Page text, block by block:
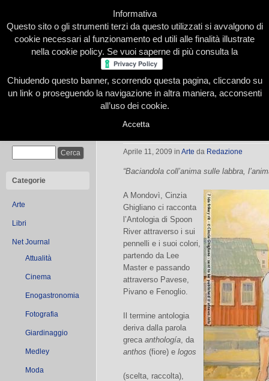
Home Presentazione Redazione Le nostre firme
Categorie
Arte
Libri
Net Journal
Attualità
Cinema
Enogastronomia
Fotografia
Giardinaggio
Medley
Moda
Tradurre con il colore le strade
Aprile 11, 2009 in Arte da Redazione
“Baciandola coll’anima sulle labbra,
A Mondovì, Cinzia
Ghigliano ci racconta
l’Antologia di Spoon
River attraverso i sui
pennelli e i suoi colori,
partendo da Lee
Master e passando
attraverso Pavese,
Pivano e Fenoglio.
Il termine antologia
deriva dalla parola
greca anthología, da
anthos (fiore) e logos
(scelta, raccolta),
Informativa
Questo sito o gli strumenti terzi da questo utilizzati si avvalgono di
cookie necessari al funzionamento ed utili alle finalità illustrate
nella cookie policy. Se vuoi saperne di più consulta la
Chiudendo questo banner, scorrendo questa pagina, cliccando su
un link o proseguendo la navigazione in altra maniera, acconsenti
all’uso dei cookie.
Accetta